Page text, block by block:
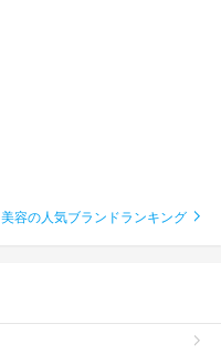
美容の人気ブランドランキング